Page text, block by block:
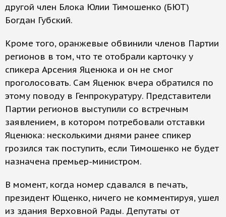
другой член Блока Юлии Тимошенко (БЮТ)
Богдан Губский.
Кроме того, оранжевые обвинили членов Партии
регионов в том, что те отобрали карточку у
спикера Арсения Яценюка и он не смог
проголосовать. Сам Яценюк вчера обратился по
этому поводу в Генпрокуратуру. Представители
Партии регионов выступили со встречным
заявлением, в котором потребовали отставки
Яценюка: несколькими днями ранее спикер
грозился так поступить, если Тимошенко не будет
назначена премьер-министром.
В момент, когда номер сдавался в печать,
президент Ющенко, ничего не комментируя, ушел
из здания Верховной Рады. Депутаты от